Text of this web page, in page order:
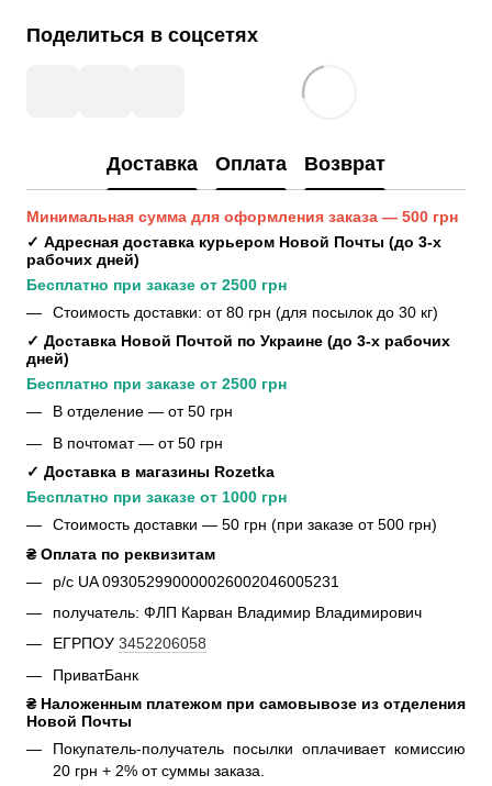
Поделиться в соцсетях
Доставка Оплата Возврат
Минимальная сумма для оформления заказа — 500 грн
✓ Адресная доставка курьером Новой Почты (до 3-х
рабочих дней)
Бесплатно при заказе от 2500 грн
Стоимость доставки: от 80 грн (для посылок до 30 кг)
✓ Доставка Новой Почтой по Украине (до 3-х рабочих
дней)
Бесплатно при заказе от 2500 грн
В отделение — от 50 грн
В почтомат — от 50 грн
✓ Доставка в магазины Rozetka
Бесплатно при заказе от 1000 грн
Стоимость доставки — 50 грн (при заказе от 500 грн)
₴ Оплата по реквизитам
р/с UA 093052990000026002046005231
получатель: ФЛП Карван Владимир Владимирович
ЕГРПОУ 3452206058
ПриватБанк
₴ Наложенным платежом при самовывозе из отделения
Новой Почты
Покупатель-получатель посылки оплачивает комиссию
20 грн + 2% от суммы заказа.